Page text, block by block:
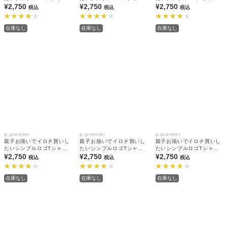
(大人) 全9色 リンク
¥2,750 税込
在庫なし
(大人) 全9色 リンク
¥2,750税込
在庫なし
(大人) 全9色 リンク
¥2,750 税込
在庫なし
p.premier
親子お揃いでイロチ買いし
たいシンプルロゴTシャツ
(大人) 全9色 リンク
¥2,750 税込
在庫なし
p.premier
親子お揃いでイロチ買いし
たいシンプルロゴTシャツ
(大人) 全9色 リンク
¥2,750税込
在庫なし
p.premier
親子お揃いでイロチ買いし
たいシンプルロゴTシャツ
(大人) 全9色 リンク
¥2,750 税込
在庫なし